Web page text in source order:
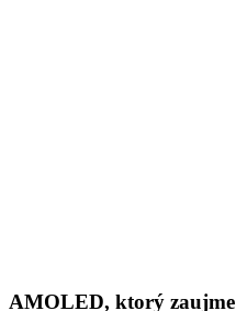
AMOLED, ktorý zaujme